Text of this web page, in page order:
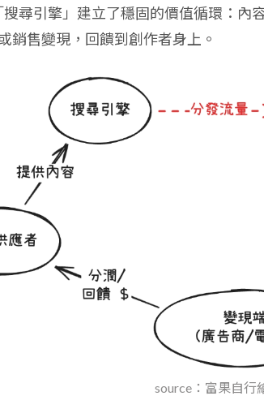
搜尋引擎」建立了穩固的價值循環：內
銷售變現，回饋到創作者身上。
source：富果自行